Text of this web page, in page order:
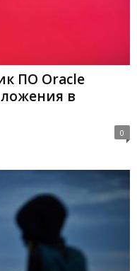
ПО Oracle
в
0